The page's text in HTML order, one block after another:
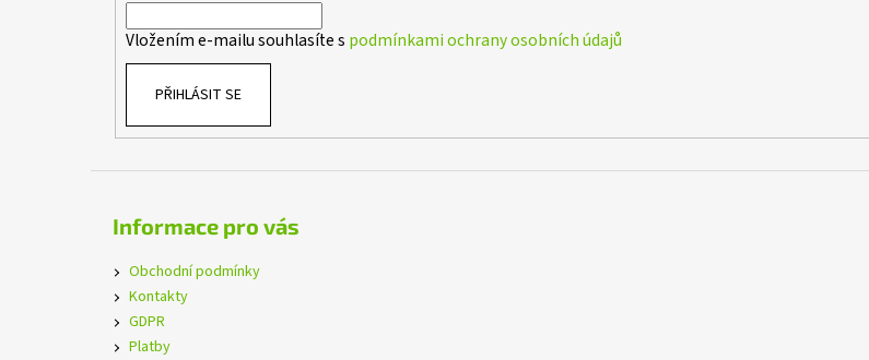
Vložením e-mailu souhlasíte s podmínkami ochrany osobních údajů
PŘIHLÁSIT SE
Informace pro vás
Obchodní podmínky
Kontakty
GDPR
Platby